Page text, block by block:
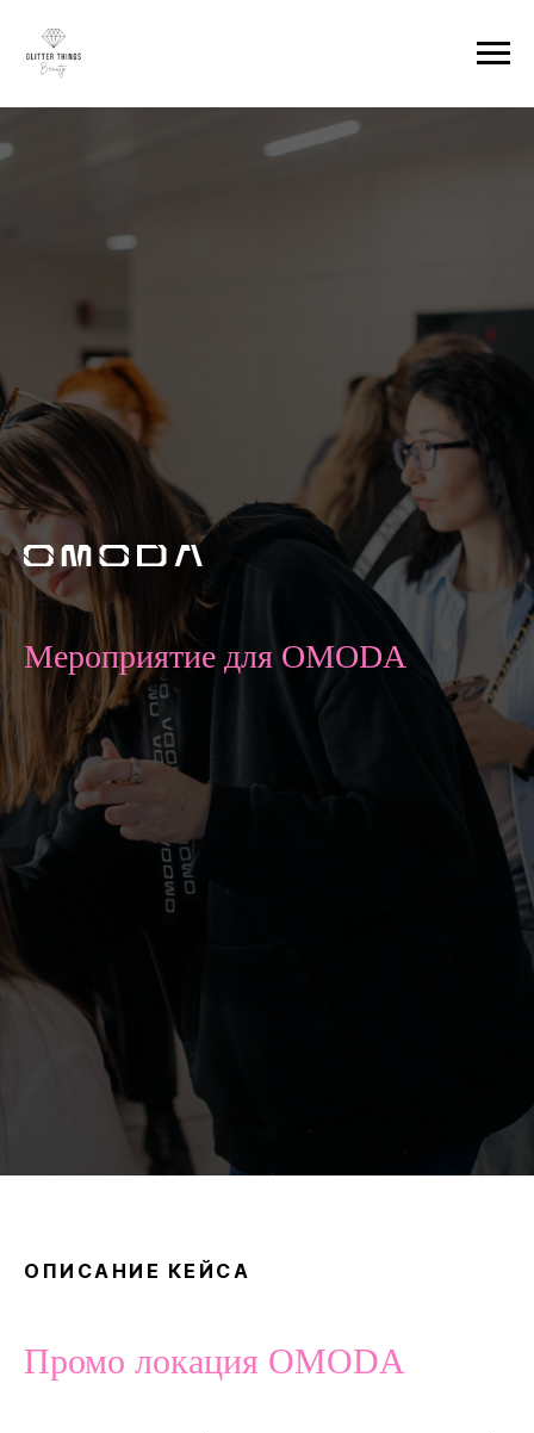
Мероприятие для OMODA
ОПИСАНИЕ КЕЙСА
Промо локация OMODA